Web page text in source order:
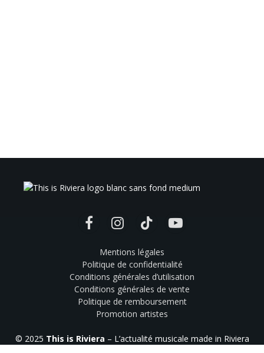
FacebookInstagramTikTok YouTube
Mentions légales
Politique de confidentialité
Conditions générales d’utilisation
Conditions générales de vente
Politique de remboursement
Promotion artistes
© 2025 This is Riviera – L’actualité musicale made in Riviera